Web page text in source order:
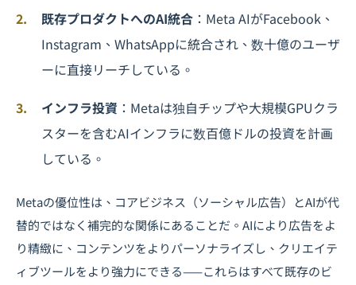
既存プロダクトへのAI統合 ：Meta AIがFacebook、
Instagram、WhatsAppに統合され、数十億のユーザ
ーに直接リーチしている。
インフラ投資 ：Metaは独自チップや大規模GPUクラ
スターを含むAIインフラに数百億ドルの投資を計画
している。
Metaの優位性は、コアビジネス（ソーシャル広告）とAIが代
替的ではなく補完的な関係にあることだ。AIにより広告をよ
り精緻に、コンテンツをよりパーソナライズし、クリエイテ
ィブツールをより強力にできる——これらはすべて既存のビ